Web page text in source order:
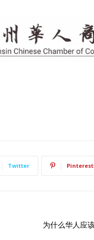
Twitter Pinterest
为什么华人应